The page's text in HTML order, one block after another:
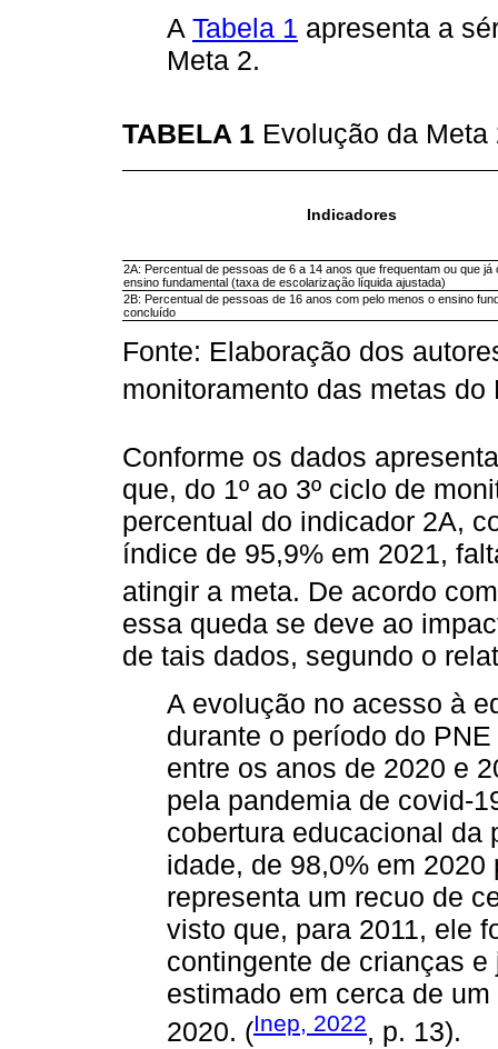
A Tabela 1 apresenta a
Meta 2.
TABELA 1 Evolução da
Indicadores
2A: Percentual de pessoas de 6 a 14 anos que frequentam ou que já
ensino fundamental (taxa de escolarização líquida ajustada)
2B: Percentual de pessoas de 16 anos com pelo menos o ensino
concluído
Fonte: Elaboração dos
monitoramento das metas do
Conforme os dados
que, do 1º ao 3º ciclo de
percentual do indicador 2A,
índice de 95,9% em 2021,
atingir a meta. De acordo
essa queda se deve ao
de tais dados, segundo o
A evolução no acesso à
durante o período do
entre os anos de 2020 e
pela pandemia de covid-
cobertura educacional da
idade, de 98,0% em
representa um recuo de
visto que, para 2011, ele
contingente de crianças
estimado em cerca de
2020. (Inep, 2022, p. 13).